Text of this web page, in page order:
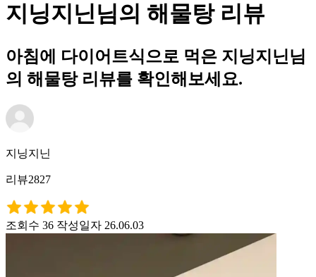
지닝지닌님의 해물탕 리뷰
아침에 다이어트식으로 먹은 지닝지닌님
의 해물탕 리뷰를 확인해보세요.
지닝지닌
리뷰2827
조회수 36 작성일자 26.06.03